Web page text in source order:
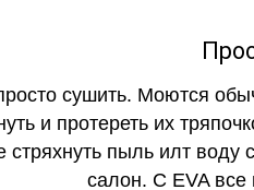
сушить. Моются
и протереть их
стряхнуть пыль илт воду
салон. С EVA все